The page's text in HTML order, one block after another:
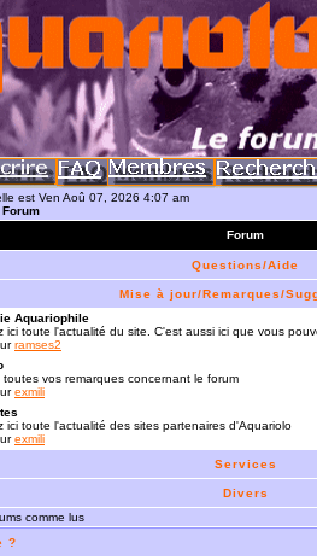
est Ven Aoû 07, 2026 4:07 am
Forum
Questions/Aide
Mise à jour/Remarques/
Aquariophile
ici toute l'actualité du site. C'est aussi ici que vous
ramses2
toutes vos remarques concernant le forum
exmili
ici toute l'actualité des sites partenaires d'Aquariolo
exmili
Services
Divers
comme lus
?